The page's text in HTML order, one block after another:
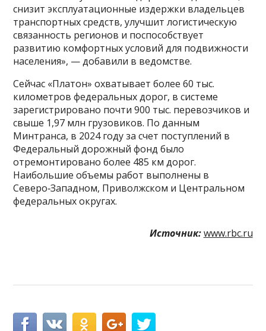
снизит эксплуатационные издержки владельцев
транспортных средств, улучшит логистическую
связанность регионов и поспособствует
развитию комфортных условий для подвижности
населения», — добавили в ведомстве.
Сейчас «Платон» охватывает более 60 тыс.
километров федеральных дорог, в системе
зарегистрировано почти 900 тыс. перевозчиков и
свыше 1,97 млн грузовиков. По данным
Минтранса, в 2024 году за счет поступлений в
Федеральный дорожный фонд было
отремонтировано более 485 км дорог.
Наибольшие объемы работ выполнены в
Северо‑Западном, Приволжском и Центральном
федеральных округах.
Источник: www.rbc.ru